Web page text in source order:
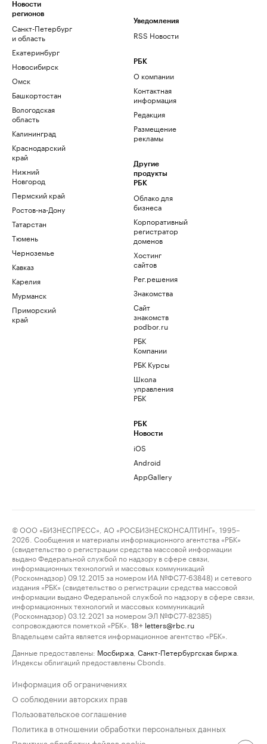
Новости
регионов
Санкт-Петербург
и область
Екатеринбург
Новосибирск
Омск
Башкортостан
Вологодская
область
Калининград
Краснодарский
край
Нижний
Новгород
Пермский край
Ростов-на-Дону
Татарстан
Тюмень
Черноземье
Кавказ
Карелия
Мурманск
Приморский
край
Уведомления
RSS Новости
РБК
О компании
Контактная
информация
Редакция
Размещение
рекламы
Другие
продукты
РБК
Облако для
бизнеса
Корпоративный
регистратор
доменов
Хостинг
сайтов
Рег.решения
Знакомства
Сайт
знакомств
podbor.ru
РБК
Компании
РБК Курсы
Школа
управления
РБК
РБК
Новости
iOS
Android
AppGallery
© ООО «БИЗНЕСПРЕСС», АО «РОСБИЗНЕСКОНСАЛТИНГ», 1995–
2026. Сообщения и материалы информационного агентства «РБК»
(свидетельство о регистрации средства массовой информации
выдано Федеральной службой по надзору в сфере связи,
информационных технологий и массовых коммуникаций
(Роскомнадзор) 09.12.2015 за номером ИА №ФС77-63848) и сетевого
издания «РБК» (свидетельство о регистрации средства массовой
информации выдано Федеральной службой по надзору в сфере связи,
информационных технологий и массовых коммуникаций
(Роскомнадзор) 03.12.2021 за номером ЭЛ №ФС77-82385)
сопровождаются пометкой «РБК».
18+ letters@rbc.ru
Владельцем сайта является информационное агентство «РБК».
Данные предоставлены: Мосбиржа Санкт-Петербургская биржа
Индексы облигаций предоставлены Cbonds.
Информация об ограничениях
О соблюдении авторских прав
Пользовательское соглашение
Политика в отношении обработки персональных данных